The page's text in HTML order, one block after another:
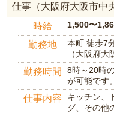
仕事（大阪府大阪市中
時給 1,500〜
勤務地
本町 徒歩7
（大阪府大
勤務時間
8時～20時
が可能です
仕事内容
キッチン、
グ、その他